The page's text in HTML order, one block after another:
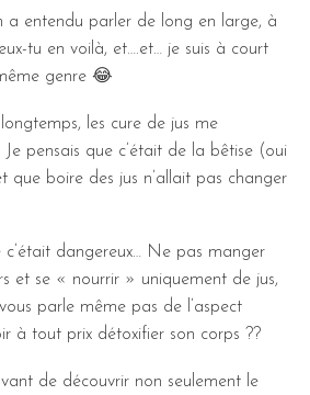
a entendu parler de long en large, à
tu en voilà, et….et… je suis à court
genre 😂
longtemps, les cure de jus me
pensais que c’était de la bêtise (oui
que boire des jus n’allait pas changer
c’était dangereux… Ne pas manger
et se « nourrir » uniquement de jus,
parle même pas de l’aspect
à tout prix détoxifier son corps ??
de découvrir non seulement le